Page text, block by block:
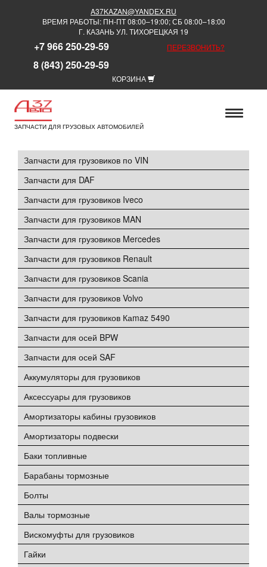
A37KAZAN@YANDEX.RU
ВРЕМЯ РАБОТЫ: ПН-ПТ 08:00–19:00; СБ 08:00–18:00
Г. КАЗАНЬ УЛ. ТИХОРЕЦКАЯ 19
+7 966 250-29-59
8 (843) 250-29-59
ПЕРЕЗВОНИТЬ?
КОРЗИНА
ЗАПЧАСТИ ДЛЯ ГРУЗОВЫХ АВТОМОБИЛЕЙ
Запчасти для грузовиков по VIN
Запчасти для DAF
Запчасти для грузовиков Iveco
Запчасти для грузовиков MAN
Запчасти для грузовиков Mercedes
Запчасти для грузовиков Renault
Запчасти для грузовиков Scania
Запчасти для грузовиков Volvo
Запчасти для грузовиков Каmaz 5490
Запчасти для осей BPW
Запчасти для осей SAF
Аккумуляторы для грузовиков
Аксессуары для грузовиков
Амортизаторы кабины грузовиков
Амортизаторы подвески
Баки топливные
Барабаны тормозные
Болты
Валы тормозные
Вискомуфты для грузовиков
Гайки